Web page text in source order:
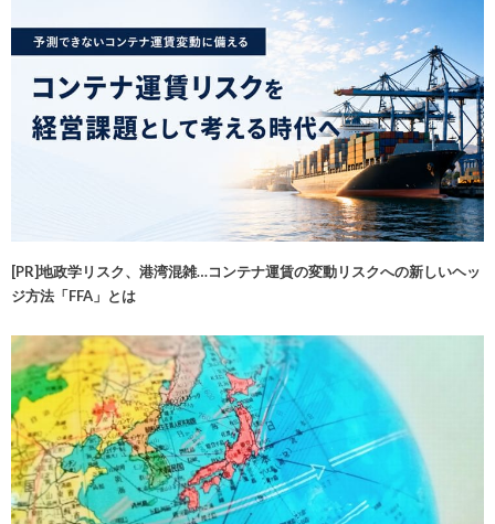
[PR]地政学リスク、港湾混雑…コンテナ運賃の変動リスクへの新しいヘッ
ジ方法「FFA」とは